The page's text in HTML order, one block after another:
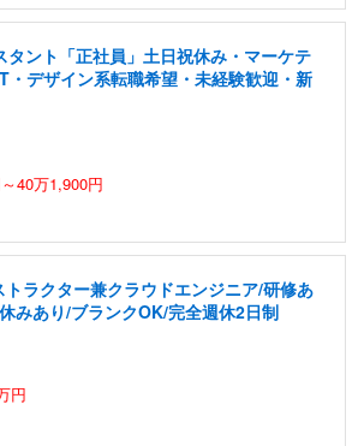
タント「正社員」土日祝休み・マーケテ
・デザイン系転職希望・未経験歓迎・新
40万1,900円
ラクター兼クラウドエンジニア/研修あ
みあり/ブランクOK/完全週休2日制
円